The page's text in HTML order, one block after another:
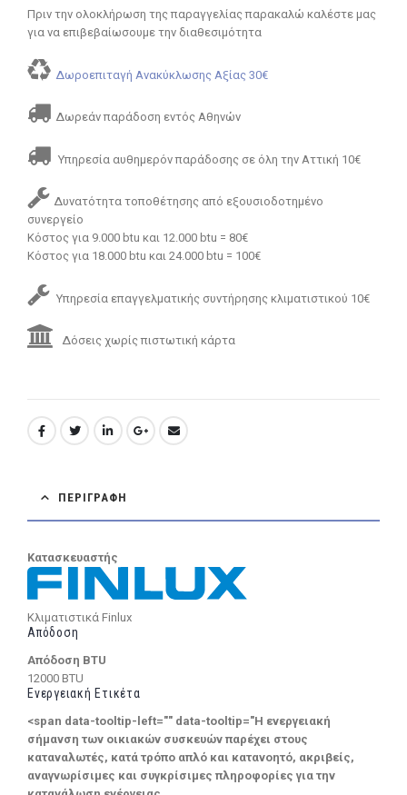
Πριν την ολοκλήρωση της παραγγελίας παρακαλώ καλέστε μας
για να επιβεβαίωσουμε την διαθεσιμότητα
Δωροεπιταγή Ανακύκλωσης Αξίας 30€
Δωρεάν παράδοση εντός Αθηνών
Υπηρεσία αυθημερόν παράδοσης σε όλη την Αττική 10€
Δυνατότητα τοποθέτησης από εξουσιοδοτημένο
συνεργείο
Κόστος για 9.000 btu και 12.000 btu = 80€
Κόστος για 18.000 btu και 24.000 btu = 100€
Υπηρεσία επαγγελματικής συντήρησης κλιματιστικού 10€
Δόσεις χωρίς πιστωτική κάρτα
ΠΕΡΙΓΡΑΦΉ
Κατασκευαστής
Κλιματιστικά Finlux
Απόδοση
Απόδοση BTU
12000 BTU
Ενεργειακή Ετικέτα
<span data-tooltip-left="" data-tooltip="Η ενεργειακή
σήμανση των οικιακών συσκευών παρέχει στους
καταναλωτές, κατά τρόπο απλό και κατανοητό, ακριβείς,
αναγνωρίσιμες και συγκρίσιμες πληροφορίες για την